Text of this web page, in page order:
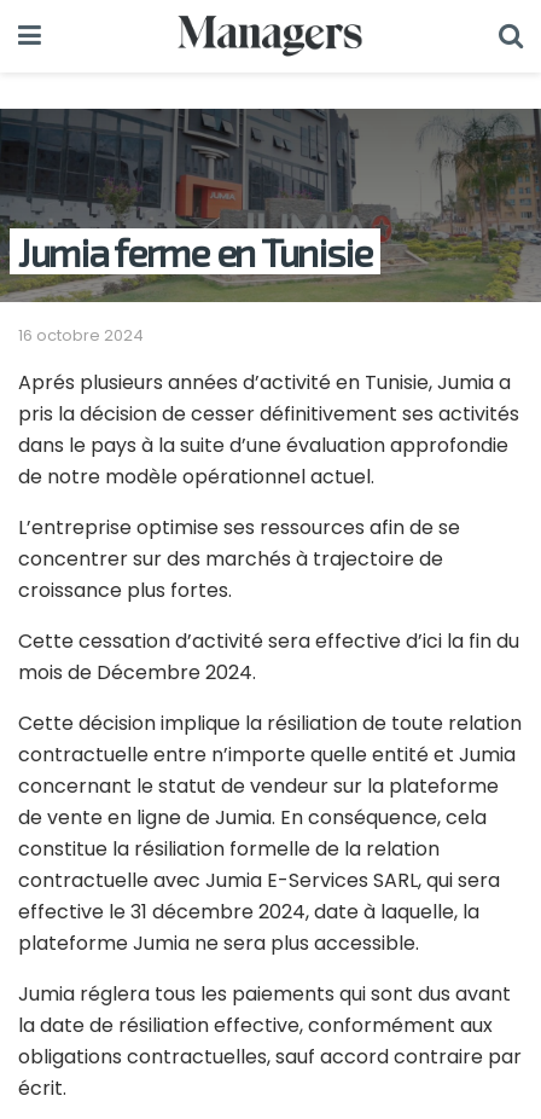
Jumia ferme en Tunisie
16 octobre 2024
Aprés plusieurs années d’activité en Tunisie, Jumia a
pris la décision de cesser définitivement ses activités
dans le pays à la suite d’une évaluation approfondie
de notre modèle opérationnel actuel.
L’entreprise optimise ses ressources afin de se
concentrer sur des marchés à trajectoire de
croissance plus fortes.
Cette cessation d’activité sera effective d’ici la fin du
mois de Décembre 2024.
Cette décision implique la résiliation de toute relation
contractuelle entre n’importe quelle entité et Jumia
concernant le statut de vendeur sur la plateforme
de vente en ligne de Jumia. En conséquence, cela
constitue la résiliation formelle de la relation
contractuelle avec Jumia E-Services SARL, qui sera
effective le 31 décembre 2024, date à laquelle, la
plateforme Jumia ne sera plus accessible.
Jumia réglera tous les paiements qui sont dus avant
la date de résiliation effective, conformément aux
obligations contractuelles, sauf accord contraire par
écrit.